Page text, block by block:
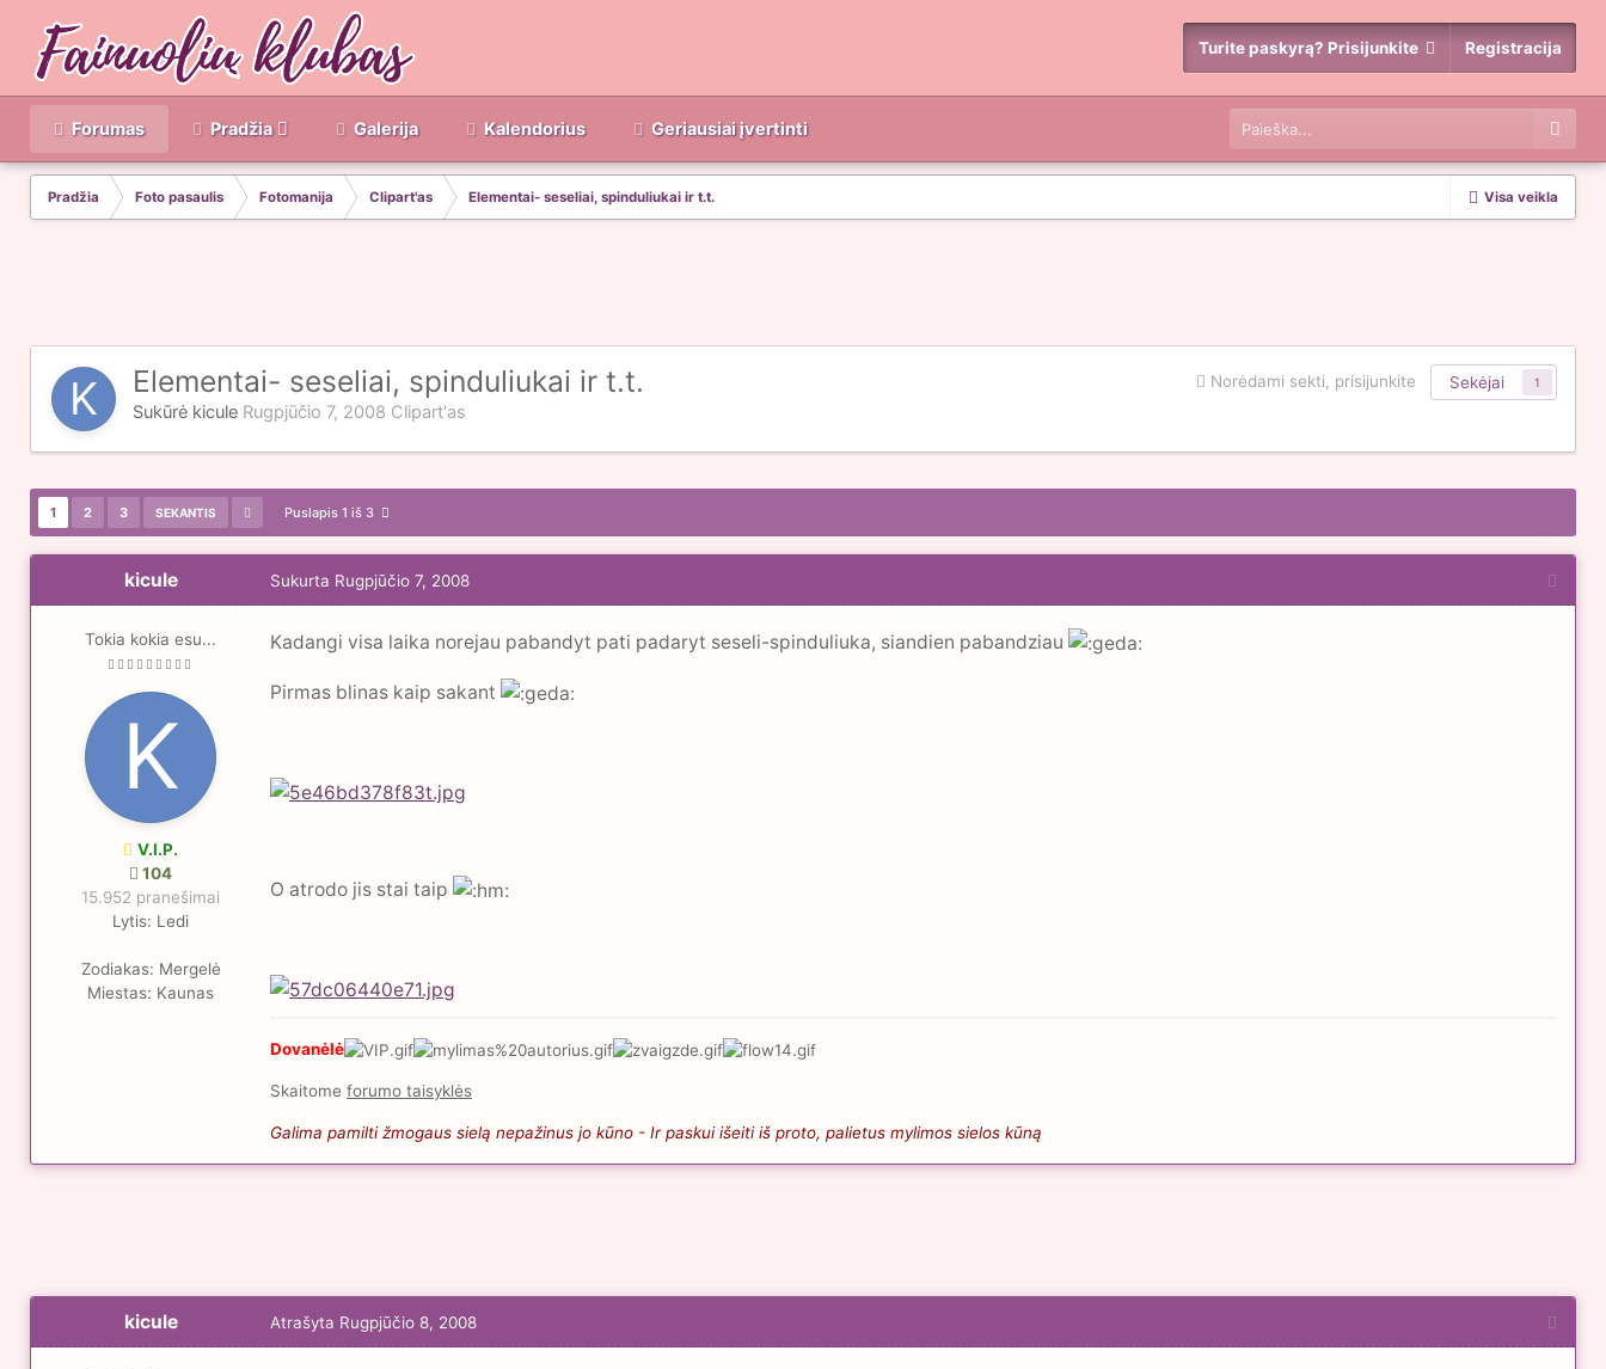
Turite paskyrą? Prisijunkite Registracija
Forumas Pradžia Galerija Kalendorius Geriausiai įvertinti
Visa veikla
Pradžia Foto pasaulis Fotomanija Clipart'as Elementai- seseliai, spinduliukai ir t.t.
Norėdami sekti, prisijunkite Sekėjai 1
Elementai- seseliai, spinduliukai ir t.t.
Sukūrė kicule Rugpjūčio 7, 2008 Clipart'as
1 2 3 SEKANTIS Puslapis 1 iš 3
kicule
Tokia kokia esu...
V.I.P.
104
15.952 pranešimai
Lytis: Ledi
Zodiakas: Mergelė
Miestas: Kaunas
Sukurta Rugpjūčio 7, 2008
Kadangi visa laika norejau pabandyt pati padaryt seseli-spinduliuka, siandien pabandziau
Pirmas blinas kaip sakant
O atrodo jis stai taip
Dovanėlė
Skaitome forumo taisyklės
Galima pamilti žmogaus sielą nepažinus jo kūno - Ir paskui išeiti iš proto, palietus mylimos sielos kūną
kicule Atrašyta Rugpjūčio 8, 2008